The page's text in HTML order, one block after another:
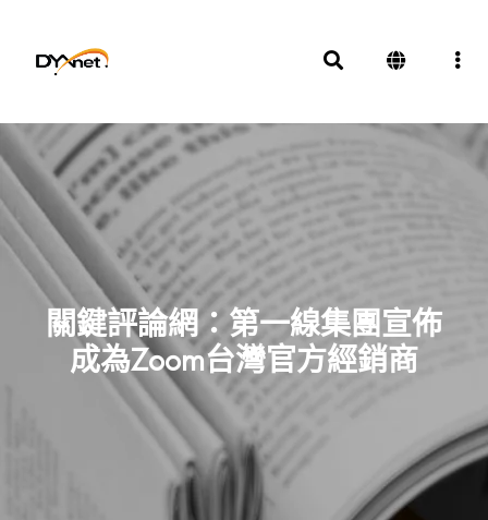
關鍵評論網：第一線集團宣佈
成為Zoom台灣官方經銷商
BACK TO PREVIOUS